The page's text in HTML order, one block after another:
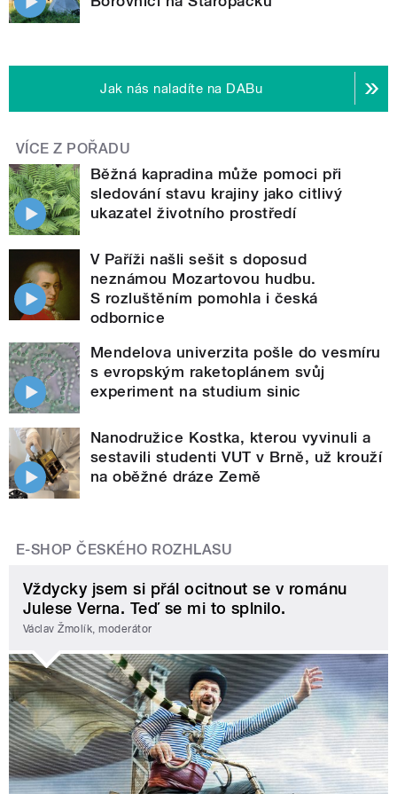
Jak nás naladíte na DABu
VÍCE Z POŘADU
Běžná kapradina může pomoci při
sledování stavu krajiny jako citlivý
ukazatel životního prostředí
V Paříži našli sešit s doposud
neznámou Mozartovou hudbu.
S rozluštěním pomohla i česká
odbornice
Mendelova univerzita pošle do vesmíru
s evropským raketoplánem svůj
experiment na studium sinic
Nanodružice Kostka, kterou vyvinuli a
sestavili studenti VUT v Brně, už krouží
na oběžné dráze Země
E-SHOP ČESKÉHO ROZHLASU
Vždycky jsem si přál ocitnout se v románu
Julese Verna. Teď se mi to splnilo.
Václav Žmolík, moderátor